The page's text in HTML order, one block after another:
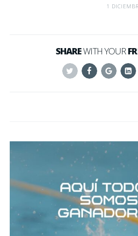
1
SHAREWITH YOUR